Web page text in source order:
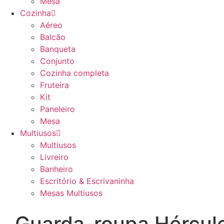
Cozinha
Aéreo
Balcão
Banqueta
Conjunto
Cozinha completa
Fruteira
Kit
Paneleiro
Mesa
Multiusos
Multiusos
Livreiro
Banheiro
Escritório & Escrivaninha
Mesas Multiusos